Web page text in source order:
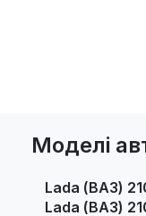
Моделі
Lada (ВАЗ)
Lada (ВАЗ)